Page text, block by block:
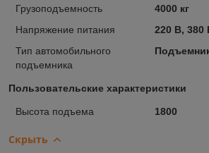
Грузоподъемность
4000 кг
Напряжение питания
220 В, 380
Тип автомобильного
подъемника
Пользовательские характеристики
Высота подъема 1800
Скрыть